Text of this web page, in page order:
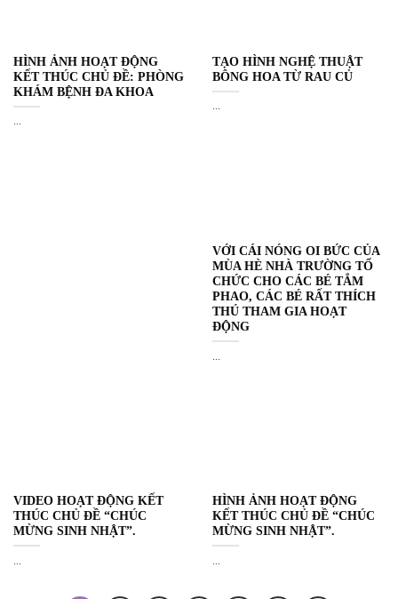
HÌNH ẢNH HOẠT ĐỘNG
KẾT THÚC CHỦ ĐỀ: PHÒNG
KHÁM BỆNH ĐA KHOA
...
TẠO HÌNH NGHỆ THUẬT
BÔNG HOA TỪ RAU CỦ
...
VỚI CÁI NÓNG OI BỨC CỦA
MÙA HÈ NHÀ TRƯỜNG TỔ
CHỨC CHO CÁC BÉ TẮM
PHAO, CÁC BÉ RẤT THÍCH
THÚ THAM GIA HOẠT
ĐỘNG
VIDEO HOẠT ĐỘNG KẾT
THÚC CHỦ ĐỀ “CHÚC
MỪNG SINH NHẬT”.
...
HÌNH ẢNH HOẠT ĐỘNG
KẾT THÚC CHỦ ĐỀ “CHÚC
MỪNG SINH NHẬT”.
...